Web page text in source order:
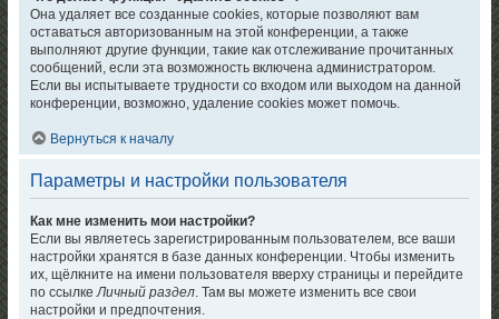
Она удаляет все созданные cookies, которые позволяют вам
оставаться авторизованным на этой конференции, а также
выполняют другие функции, такие как отслеживание прочитанных
сообщений, если эта возможность включена администратором.
Если вы испытываете трудности со входом или выходом на данной
конференции, возможно, удаление cookies может помочь.
Вернуться к началу
Параметры и настройки пользователя
Как мне изменить мои настройки?
Если вы являетесь зарегистрированным пользователем, все ваши
настройки хранятся в базе данных конференции. Чтобы изменить
их, щёлкните на имени пользователя вверху страницы и перейдите
по ссылкеЛичный раздел. Там вы можете изменить все свои
настройки и предпочтения.